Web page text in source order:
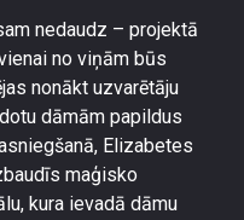
nedaudz – projektā
no viņām būs
nonākt uzvarētāju
dāmām papildus
Elizabetes
maģisko
kura ievadā dāmu